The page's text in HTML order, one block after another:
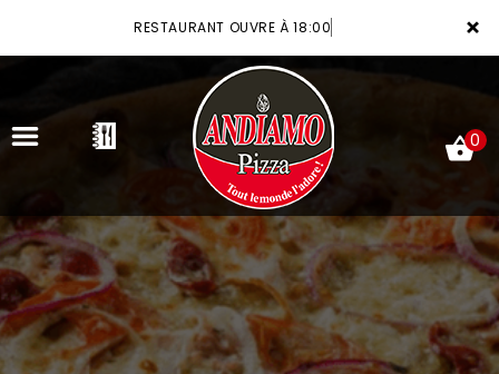
×
RESTAURANT OUVRE À 18:00
ACCUEIL
LA CARTE
VOTRE COMPTE
0